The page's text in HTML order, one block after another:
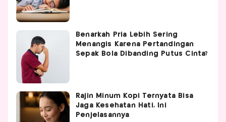
Benarkah Pria Lebih Sering
Menangis Karena Pertandingan
Sepak Bola Dibanding Putus Cinta?
Rajin Minum Kopi Ternyata Bisa
Jaga Kesehatan Hati, Ini
Penjelasannya